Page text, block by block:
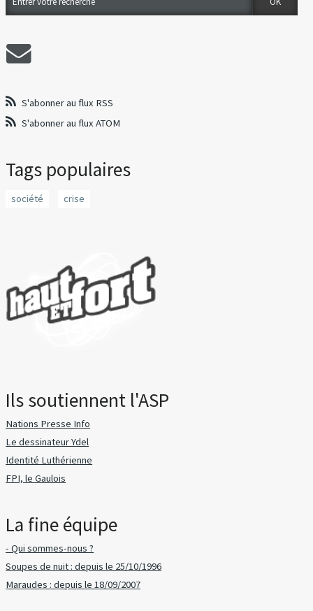
S'abonner au flux RSS
S'abonner au flux ATOM
Tags populaires
société crise
Ils soutiennent l'ASP
Nations Presse Info
Le dessinateur Ydel
Identité Luthérienne
FPI, le Gaulois
La fine équipe
- Qui sommes-nous ?
Soupes de nuit : depuis le 25/10/1996
Maraudes : depuis le 18/09/2007